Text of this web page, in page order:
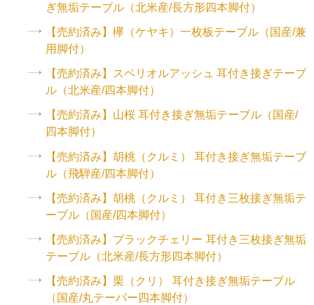
ぎ無垢テーブル（北米産/長方形四本脚付）
【売約済み】欅（ケヤキ）一枚板テーブル（国産/兼
用脚付）
【売約済み】スペリオルアッシュ 耳付き接ぎテーブ
ル（北米産/四本脚付）
【売約済み】山桜 耳付き接ぎ無垢テーブル（国産/
四本脚付）
【売約済み】胡桃（クルミ） 耳付き接ぎ無垢テーブ
ル（飛騨産/四本脚付）
【売約済み】胡桃（クルミ） 耳付き三枚接ぎ無垢テ
ーブル（国産/四本脚付）
【売約済み】ブラックチェリー 耳付き三枚接ぎ無垢
テーブル（北米産/長方形四本脚付）
【売約済み】栗（クリ） 耳付き接ぎ無垢テーブル
（国産/丸テーパー四本脚付）